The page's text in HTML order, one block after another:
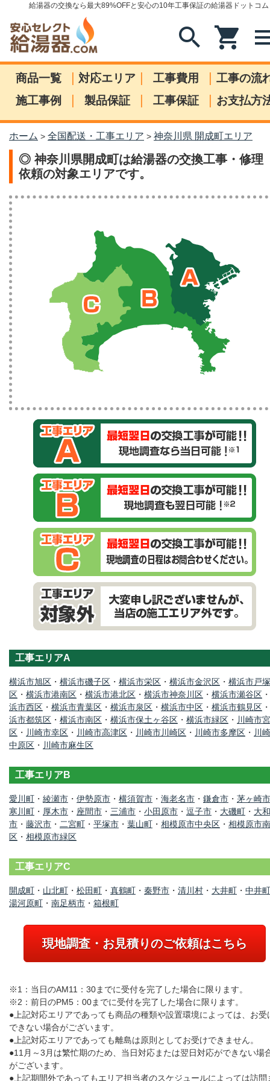
給湯器の交換なら最大89%OFFと安心の10年工事保証の給湯器ドットコム
search shopping_cart
商品一覧 | 対応エリア | 工事費用 | 工事の流
施工事例
| 製品保証 | 工事保証 | お支払方
ホーム > 全国配送・工事エリア > 神奈川県 開成町エリア
◎ 神奈川県開成町は給湯器の交換工事・修理
依頼の対象エリアです。
工事エリアA
横浜市旭区 ・ 横浜市磯子区 ・ 横浜市栄区 ・ 横浜市金沢区 ・ 横浜市戸塚
区 ・ 横浜市港南区 ・ 横浜市港北区 ・ 横浜市神奈川区 ・ 横浜市瀬谷区 ・
浜市西区 ・ 横浜市青葉区 ・ 横浜市泉区 ・ 横浜市中区 ・ 横浜市鶴見区 ・
浜市都筑区 ・ 横浜市南区 ・ 横浜市保土ヶ谷区 ・ 横浜市緑区 ・ 川崎市
区 ・ 川崎市幸区 ・ 川崎市高津区 ・ 川崎市川崎区 ・ 川崎市多摩区 ・ 川
中原区 ・ 川崎市麻生区
工事エリアB
愛川町 ・ 綾瀬市 ・ 伊勢原市 ・ 横須賀市 ・ 海老名市 ・ 鎌倉市 ・ 茅ヶ崎市
寒川町 ・ 厚木市 ・ 座間市 ・ 三浦市 ・ 小田原市 ・ 逗子市 ・ 大磯町 ・ 大和
市 ・ 藤沢市 ・ 二宮町 ・ 平塚市 ・ 葉山町 ・ 相模原市中央区 ・ 相模原市南
区 ・ 相模原市緑区
工事エリアC
開成町 ・ 山北町 ・ 松田町 ・ 真鶴町 ・ 秦野市 ・ 清川村 ・ 大井町 ・ 中井町
湯河原町 ・ 南足柄市 ・ 箱根町
現地調査・お見積りのご依頼はこちら
※1：当日のAM11：30までに受付を完了した場合に限ります。
※2：前日のPM5：00までに受付を完了した場合に限ります。
●上記対応エリアであっても商品の種類や設置環境によっては、お受
できない場合がございます。
●上記対応エリアであっても離島は原則としてお受けできません。
●11月～3月は繁忙期のため、当日対応または翌日対応ができない場
がございます。
●上記期間外であってもエリア担当者のスケジュールによっては訪問